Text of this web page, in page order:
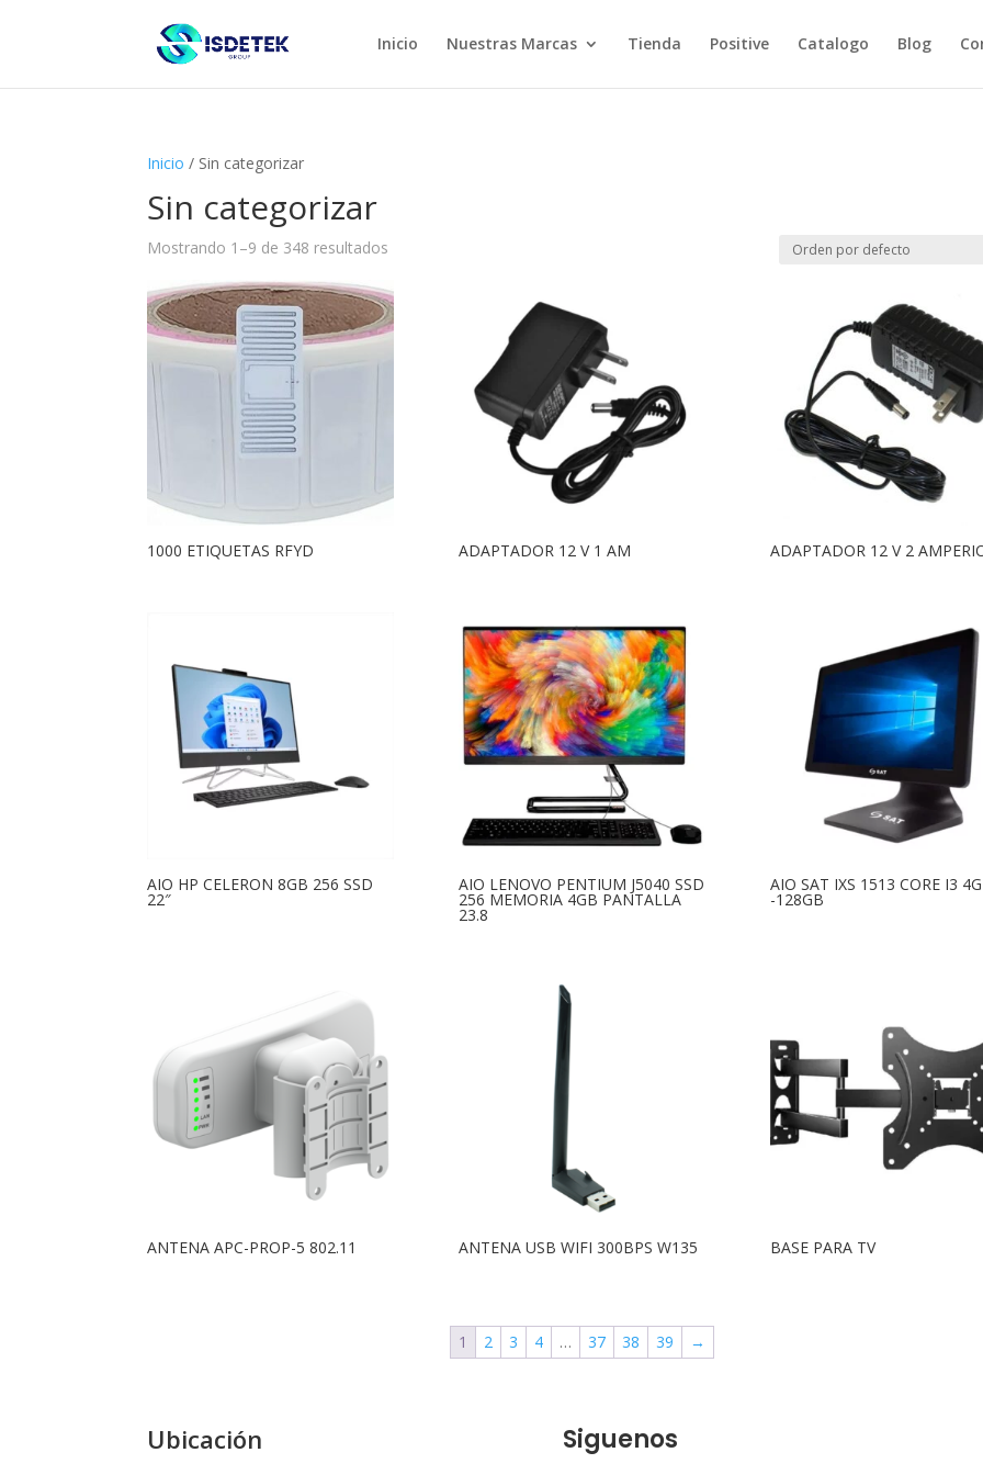
Inicio Nuestras Marcas Tienda Positive Catalogo Blog
Inicio / Sin categorizar
Sin categorizar
Mostrando 1–9 de 348 resultados
1000 ETIQUETAS RFYD ADAPTADOR 12 V 1 AM ADAPTADOR 12 V 2
AIO HP CELERON 8GB 256 SSD
22″
AIO LENOVO PENTIUM J5040 SSD
256 MEMORIA 4GB PANTALLA
23.8
AIO SAT IXS 1513 CORE I3 4G
-128GB
ANTENA APC-PROP-5 802.11 ANTENA USB WIFI 300BPS W135 BASE PARA TV
1 2 3 4 … 37 38 39 →
Ubicación Siguenos